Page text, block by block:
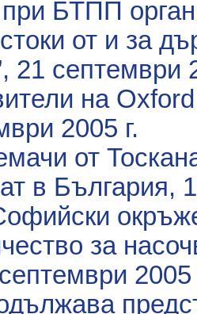
БТПП
от и за
, 21 септември
на
2005 г.
от
в България,
за
2005